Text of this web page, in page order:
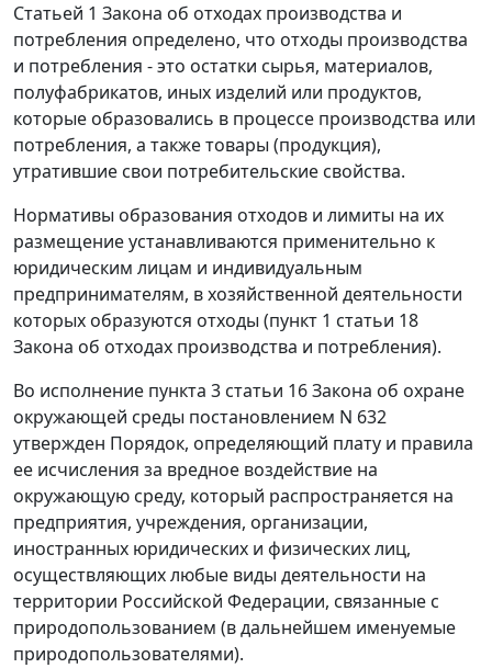
Статьей 1 Закона об отходах производства и
потребления определено, что отходы производства
и потребления - это остатки сырья, материалов,
полуфабрикатов, иных изделий или продуктов,
которые образовались в процессе производства или
потребления, а также товары (продукция),
утратившие свои потребительские свойства.
Нормативы образования отходов и лимиты на их
размещение устанавливаются применительно к
юридическим лицам и индивидуальным
предпринимателям, в хозяйственной деятельности
которых образуются отходы (пункт 1 статьи 18
Закона об отходах производства и потребления).
Во исполнение пункта 3 статьи 16 Закона об охране
окружающей среды постановлением N 632
утвержден Порядок, определяющий плату и правила
ее исчисления за вредное воздействие на
окружающую среду, который распространяется на
предприятия, учреждения, организации,
иностранных юридических и физических лиц,
осуществляющих любые виды деятельности на
территории Российской Федерации, связанные с
природопользованием (в дальнейшем именуемые
природопользователями).